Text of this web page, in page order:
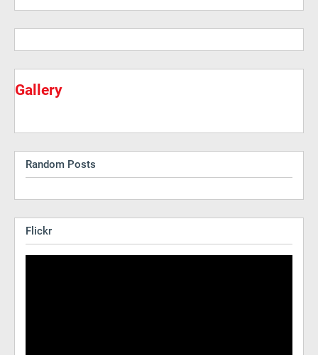
Gallery
Random Posts
Flickr